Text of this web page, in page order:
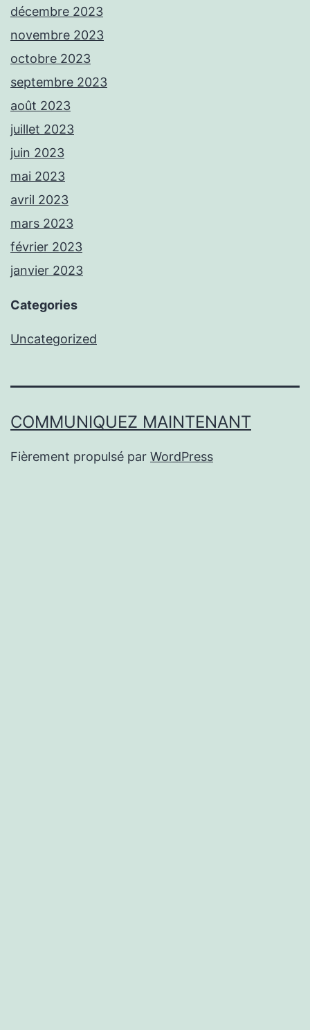
décembre 2023
novembre 2023
octobre 2023
septembre 2023
août 2023
juillet 2023
juin 2023
mai 2023
avril 2023
mars 2023
février 2023
janvier 2023
Categories
Uncategorized
COMMUNIQUEZ MAINTENANT
Fièrement propulsé par WordPress